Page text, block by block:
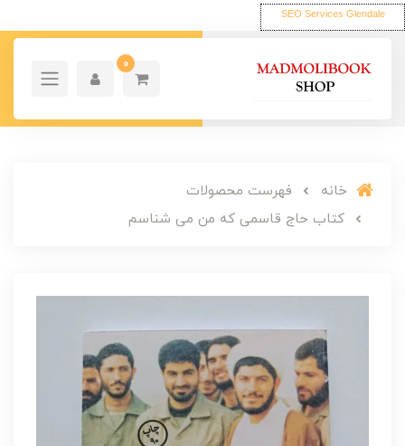
SEO Services Glendale
0
خانه
فهرست محصولات
کتاب حاج قاسمی که من می شناسم